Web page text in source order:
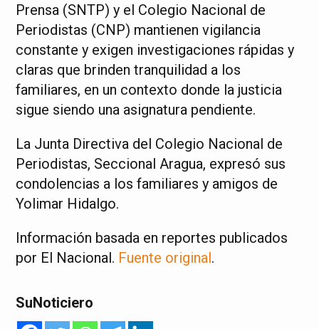
Prensa (SNTP) y el Colegio Nacional de
Periodistas (CNP) mantienen vigilancia
constante y exigen investigaciones rápidas y
claras que brinden tranquilidad a los
familiares, en un contexto donde la justicia
sigue siendo una asignatura pendiente.
La Junta Directiva del Colegio Nacional de
Periodistas, Seccional Aragua, expresó sus
condolencias a los familiares y amigos de
Yolimar Hidalgo.
Información basada en reportes publicados
por El Nacional. Fuente original.
SuNoticiero